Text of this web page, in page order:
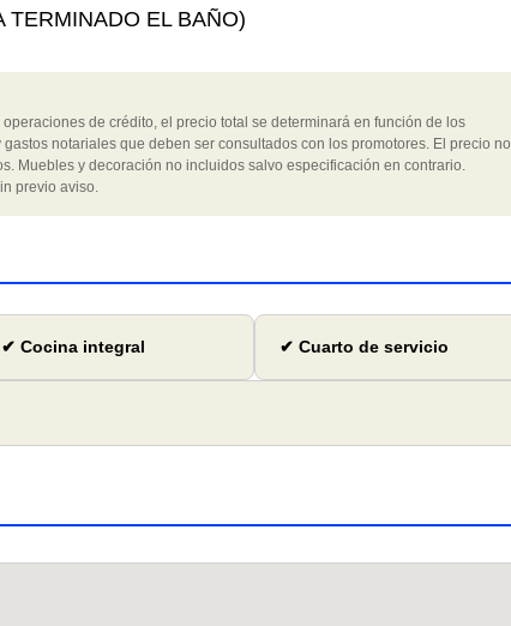
TERMINADO EL BAÑO)
de crédito, el precio total se determinará en función de los
notariales que deben ser consultados con los promotores. El precio no
Muebles y decoración no incluidos salvo especificación en contrario.
previo aviso.
✔ Cocina integral ✔ Cuarto de servicio